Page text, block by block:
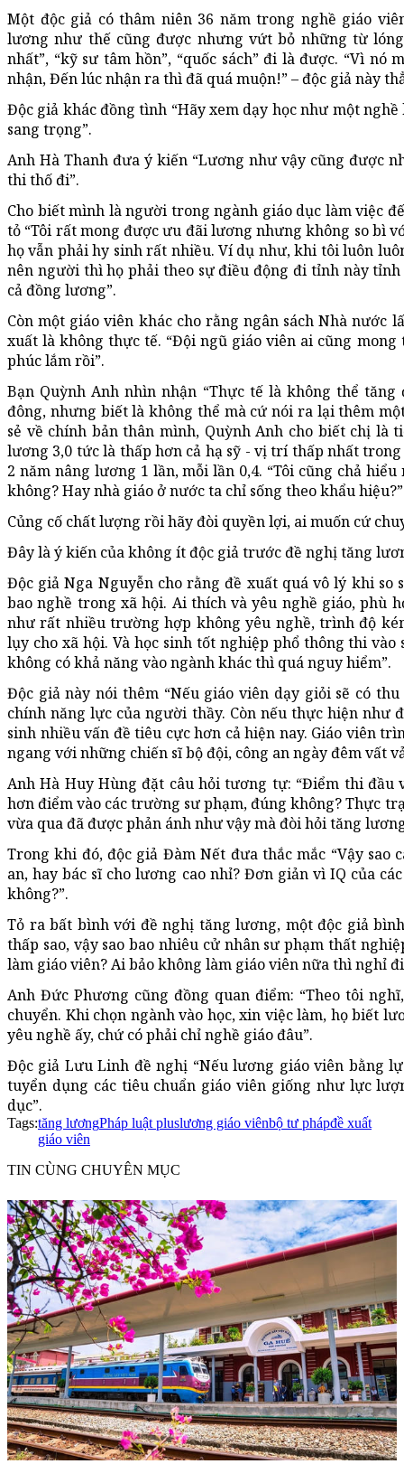
Một độc giả có thâm niên 36 năm trong nghề giáo
lương như thế cũng được nhưng vứt bỏ những từ
nhất”, “kỹ sư tâm hồn”, “quốc sách” đi là được. “Vì
nhận, Đến lúc nhận ra thì đã quá muộn!” – độc giả này
Độc giả khác đồng tình “Hãy xem dạy học như một
sang trọng”.
Anh Hà Thanh đưa ý kiến “Lương như vậy cũng được
thi thố đi”.
Cho biết mình là người trong ngành giáo dục làm việc
tỏ “Tôi rất mong được ưu đãi lương nhưng không so bì
họ vẫn phải hy sinh rất nhiều. Ví dụ như, khi tôi luôn
nên người thì họ phải theo sự điều động đi tỉnh này
cả đồng lương”.
Còn một giáo viên khác cho rằng ngân sách Nhà nước
xuất là không thực tế. “Đội ngũ giáo viên ai cũng
phúc lắm rồi”.
Bạn Quỳnh Anh nhìn nhận “Thực tế là không thể
đông, nhưng biết là không thể mà cứ nói ra lại thêm
sẻ về chính bản thân mình, Quỳnh Anh cho biết chị là
lương 3,0 tức là thấp hơn cả hạ sỹ - vị trí thấp nhất
2 năm nâng lương 1 lần, mỗi lần 0,4. “Tôi cũng chả
không? Hay nhà giáo ở nước ta chỉ sống theo khẩu
Củng cố chất lượng rồi hãy đòi quyền lợi, ai muốn cứ
Đây là ý kiến của không ít độc giả trước đề nghị tăng
Độc giả Nga Nguyễn cho rằng đề xuất quá vô lý khi so
bao nghề trong xã hội. Ai thích và yêu nghề giáo, phù
như rất nhiều trường hợp không yêu nghề, trình độ
lụy cho xã hội. Và học sinh tốt nghiệp phổ thông thi
không có khả năng vào ngành khác thì quá nguy hiểm”.
Độc giả này nói thêm “Nếu giáo viên dạy giỏi sẽ có
chính năng lực của người thầy. Còn nếu thực hiện như
sinh nhiều vấn đề tiêu cực hơn cả hiện nay. Giáo viên
ngang với những chiến sĩ bộ đội, công an ngày đêm vất
Anh Hà Huy Hùng đặt câu hỏi tương tự: “Điểm thi đầu
hơn điểm vào các trường sư phạm, đúng không? Thực
vừa qua đã được phản ánh như vậy mà đòi hỏi tăng
Trong khi đó, độc giả Đàm Nết đưa thắc mắc “Vậy sao
an, hay bác sĩ cho lương cao nhỉ? Đơn giản vì IQ của
không?”.
Tỏ ra bất bình với đề nghị tăng lương, một độc giả
thấp sao, vậy sao bao nhiêu cử nhân sư phạm thất
làm giáo viên? Ai bảo không làm giáo viên nữa thì nghỉ
Anh Đức Phương cũng đồng quan điểm: “Theo tôi
chuyển. Khi chọn ngành vào học, xin việc làm, họ biết
yêu nghề ấy, chứ có phải chỉ nghề giáo đâu”.
Độc giả Lưu Linh đề nghị “Nếu lương giáo viên bằng
tuyển dụng các tiêu chuẩn giáo viên giống như lực
dục”.
Tags:tăng lươngPháp luật pluslương giáo viênbộ tư phápđề xuất
giáo viên
TIN CÙNG CHUYÊN MỤC